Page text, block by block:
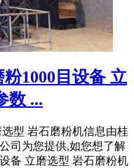
1000目设备 立
数 ...
型 岩石磨粉机信息由桂
司为您提供,如您想了解
备 立磨选型 岩石磨粉机